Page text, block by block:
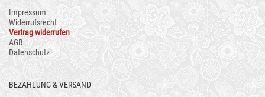
Impressum
Widerrufsrecht
Vertrag widerrufen
AGB
Datenschutz
BEZAHLUNG & VERSAND